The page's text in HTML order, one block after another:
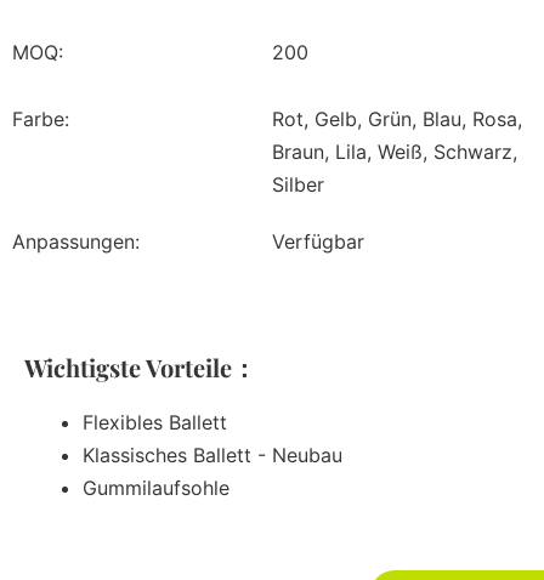
MOQ: 200
Farbe:
Rot, Gelb, Grün, Blau, Rosa,
Braun, Lila, Weiß, Schwarz,
Silber
Anpassungen: Verfügbar
Wichtigste Vorteile：
Flexibles Ballett
Klassisches Ballett - Neubau
Gummilaufsohle